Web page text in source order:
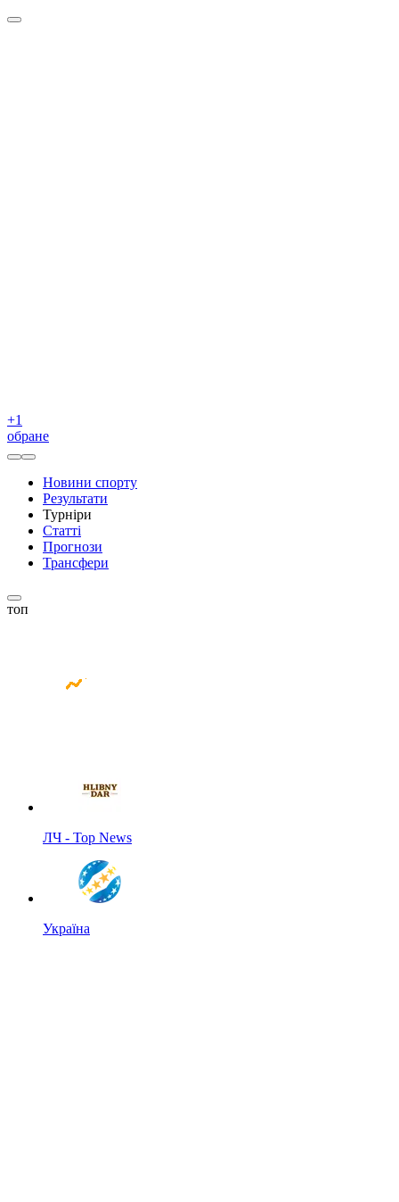
+1
обране
Новини спорту
Результати
Турніри
Статті
Прогнози
Трансфери
топ
ЛЧ - Top News
Україна